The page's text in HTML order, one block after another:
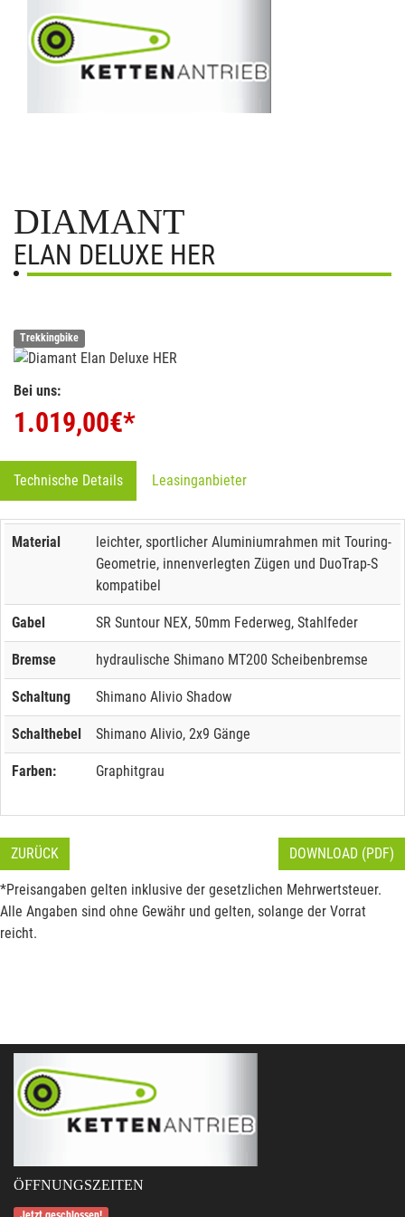
DIAMANT
ELAN DELUXE HER
Trekkingbike
Bei uns:
1.019,00€*
Technische Details Leasinganbieter
Material
leichter, sportlicher Aluminiumrahmen mit Touring-
Geometrie, innenverlegten Zügen und DuoTrap-S
kompatibel
Gabel SR Suntour NEX, 50mm Federweg, Stahlfeder
Bremse hydraulische Shimano MT200 Scheibenbremse
Schaltung Shimano Alivio Shadow
Schalthebel Shimano Alivio, 2x9 Gänge
Farben: Graphitgrau
ZURÜCK DOWNLOAD (PDF)
*Preisangaben gelten inklusive der gesetzlichen Mehrwertsteuer.
Alle Angaben sind ohne Gewähr und gelten, solange der Vorrat
reicht.
ÖFFNUNGSZEITEN